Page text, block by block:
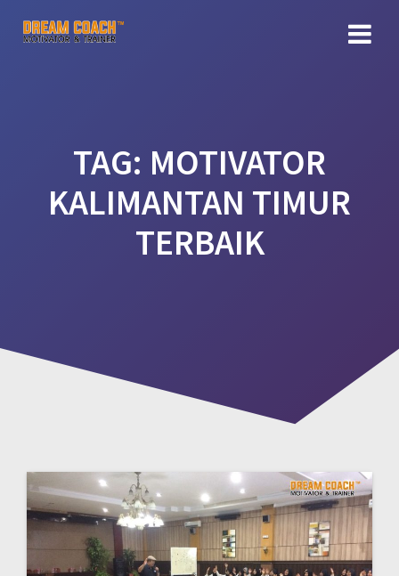
TAG: MOTIVATOR
KALIMANTAN TIMUR
TERBAIK